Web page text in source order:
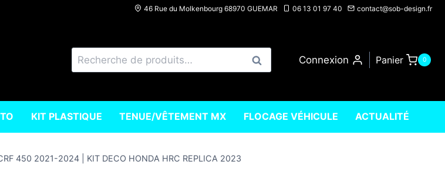
46 Rue du Molkenbourg 68970 GUEMAR 06 13 01 97 40 contact@sob-design.fr
Recherche
pour :
RechercheConnexion Panier 0
KIT PLASTIQUE TENUE/VÊTEMENT MX FLOCAGE VÉHICULE ACTUALITÉ
450 2021-2024 | KIT DECO HONDA HRC REPLICA 2023